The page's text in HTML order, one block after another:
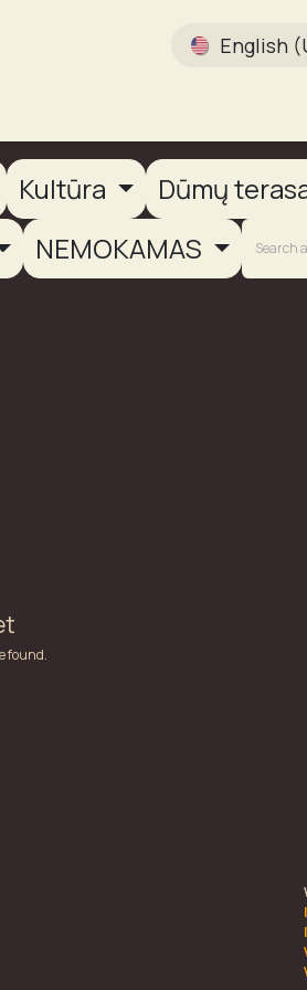
English
Kultūra Dūmų
NEMOKAMAS
found.